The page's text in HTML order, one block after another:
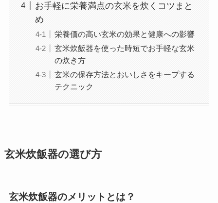
お手軽に栄養満点の玄米を炊くコツまと
め
栄養価の高い玄米の効果と健康への影響
玄米炊飯器を使った時短でお手軽な玄米
の炊き方
玄米の保存方法とおいしさをキープする
テクニック
玄米炊飯器の選び方
玄米炊飯器のメリットとは？